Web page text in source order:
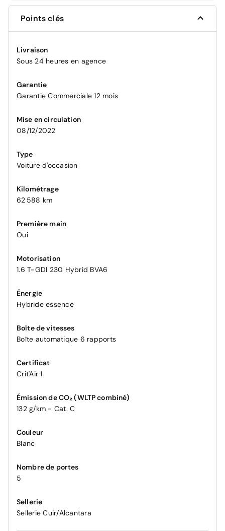
Points clés
Livraison
Sous 24 heures en agence
Garantie
Garantie Commerciale 12 mois
Mise en circulation
08/12/2022
Type
Voiture d'occasion
Kilométrage
62 588 km
Première main
Oui
Motorisation
1.6 T-GDI 230 Hybrid BVA6
Énergie
Hybride essence
Boîte de vitesses
Boîte automatique 6 rapports
Certificat
Crit'Air 1
Émission de CO₂ (WLTP combiné)
132 g/km - Cat. C
Couleur
Blanc
Nombre de portes
5
Sellerie
Sellerie Cuir/Alcantara